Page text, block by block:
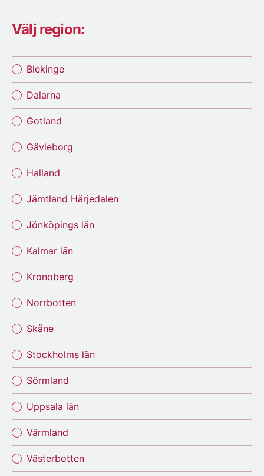
Välj region:
Blekinge
Dalarna
Gotland
Gävleborg
Halland
Jämtland Härjedalen
Jönköpings län
Kalmar län
Kronoberg
Norrbotten
Skåne
Stockholms län
Sörmland
Uppsala län
Värmland
Västerbotten